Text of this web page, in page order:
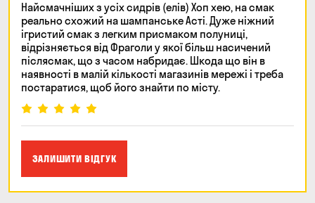
Найсмачніших з усіх сидрів (елів) Хоп хею, на смак
реально схожий на шампанське Асті. Дуже ніжний
ігристий смак з легким присмаком полуниці,
відрізняється від Фраголи у якої більш насичений
післясмак, що з часом набридає. Шкода що він в
наявності в малій кількості магазинів мережі і треба
постаратися, щоб його знайти по місту.
ЗАЛИШИТИ ВІДГУК